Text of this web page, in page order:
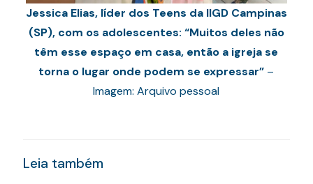
Jessica Elias, líder dos Teens da IIGD Campinas
(SP), com os adolescentes: “Muitos deles não
têm esse espaço em casa, então a igreja se
torna o lugar onde podem se expressar” –
Imagem: Arquivo pessoal
Leia também